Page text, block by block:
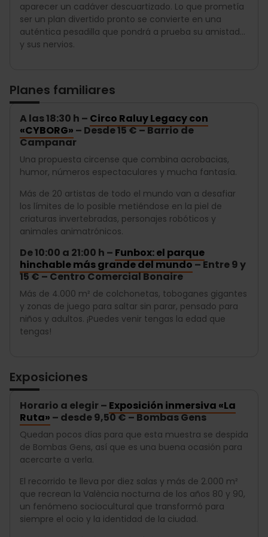
aparecer un cadáver descuartizado. Lo que prometía
ser un plan divertido pronto se convierte en una
auténtica pesadilla que pondrá a prueba su amistad…
y sus nervios.
Planes familiares
A las 18:30 h – Circo Raluy Legacy con
«CYBORG» – Desde 15 € – Barrio de
Campanar
Una propuesta circense que combina acrobacias,
humor, números espectaculares y mucha fantasía.
Más de 20 artistas de todo el mundo van a desafiar
los límites de lo posible metiéndose en la piel de
criaturas invertebradas, personajes robóticos y
animales animatrónicos.
De 10:00 a 21:00 h – Funbox: el parque
hinchable más grande del mundo– Entre 9 y
15 € – Centro Comercial Bonaire
Más de 4.000 m² de colchonetas, toboganes gigantes
y zonas de juego para saltar sin parar, pensado para
niños y adultos. ¡Puedes venir tengas la edad que
tengas!
Exposiciones
Horario a elegir – Exposición inmersiva «La
Ruta» – desde 9,50 € – Bombas Gens
Quedan pocos días para que esta muestra se despida
de Bombas Gens, así que es una buena ocasión para
acercarte a verla.
El recorrido te lleva por diez salas y más de 2.000 m²
que recrean la València nocturna de los años 80 y 90,
un fenómeno sociocultural que transformó para
siempre el ocio y la identidad de la ciudad.